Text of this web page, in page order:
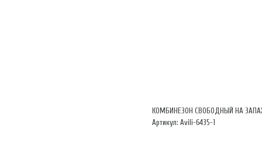
КОМБИНЕЗОН СВОБОДНЫЙ НА
Артикул: Avili-6435-1